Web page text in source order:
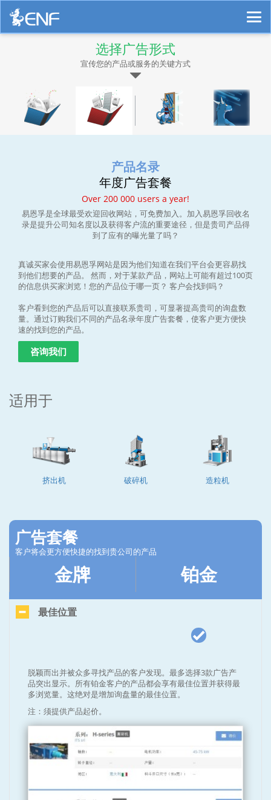
选择广告形式
宣传您的产品或服务的关键方式
产品名录
年度广告套餐
Over 200 000 users a year!
易恩孚是全球最受欢迎回收网站，可免费加入。加入易恩孚回收名
录是提升公司知名度以及获得客户流的重要途径，但是贵司产品得
到了应有的曝光量了吗？
真诚买家会使用易恩孚网站是因为他们知道在我们平台会更容易找
到他们想要的产品。 然而，对于某款产品，网站上可能有超过100页
的信息供买家浏览！您的产品位于哪一页？ 客户会找到吗？
客户看到您的产品后可以直接联系贵司，可显著提高贵司的询盘数
量。通过订购我们不同的产品名录年度广告套餐，使客户更方便快
速的找到您的产品。
咨询我们
适用于
挤出机 破碎机 造粒机
广告套餐
客户将会更方便快捷的找到贵公司的产品
金牌 铂金
最佳位置
脱颖而出并被众多寻找产品的客户发现。最多选择3款广告产
品突出显示。所有铂金客户的产品都会享有最佳位置并获得最
多浏览量。这绝对是增加询盘量的最佳位置。
注：须提供产品起价。